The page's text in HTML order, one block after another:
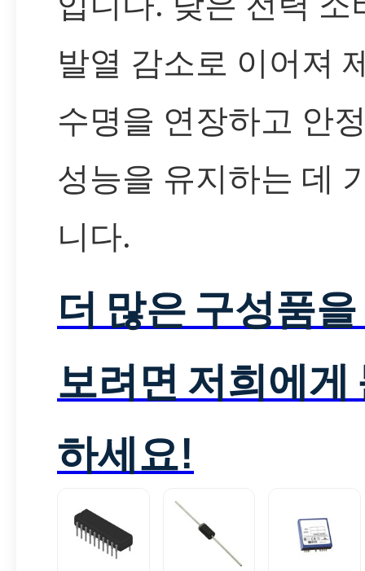
발열 감소로 이어져
수명을 연장하고 안
성능을 유지하는 데
니다.
더 많은 구성품
보려면 저희에게
하세요!